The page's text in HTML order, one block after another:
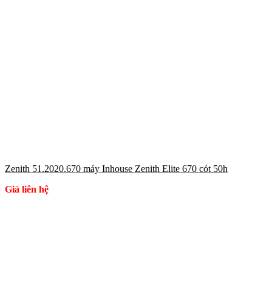
Zenith 51.2020.670 máy Inhouse Zenith Elite 670 cót 50h
Giá liên hệ